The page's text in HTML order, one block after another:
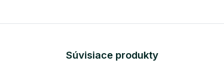
Súvisiace produkty